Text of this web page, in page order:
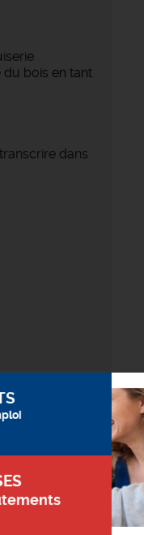
bois en tant
dans